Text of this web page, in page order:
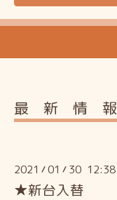
最 新 情 報
2021 /01 / 30 12:38
★新台入替